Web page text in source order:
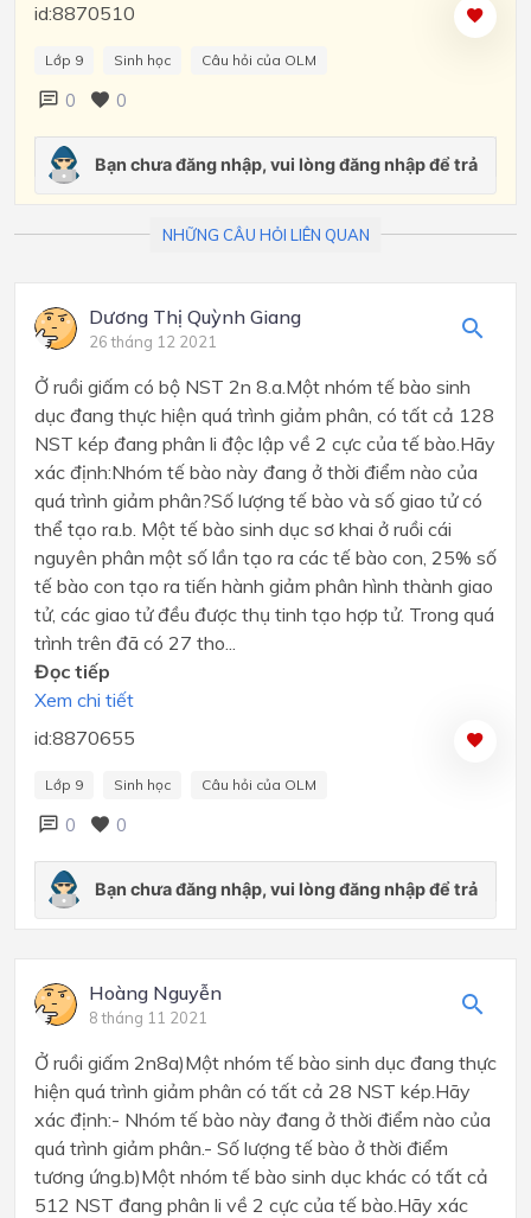
id:8870510
Lớp 9 Sinh học Câu hỏi của OLM
0 0
NHỮNG CÂU HỎI LIÊN QUAN
Dương Thị Quỳnh Giang
26 tháng 12 2021
Ở ruồi giấm có bộ NST 2n 8.a.Một nhóm tế bào sinh
dục đang thực hiện quá trình giảm phân, có tất cả 128
NST kép đang phân li độc lập về 2 cực của tế bào.Hãy
xác định:Nhóm tế bào này đang ở thời điểm nào của
quá trình giảm phân?Số lượng tế bào và số giao tử có
thể tạo ra.b. Một tế bào sinh dục sơ khai ở ruồi cái
nguyên phân một số lần tạo ra các tế bào con, 25% số
tế bào con tạo ra tiến hành giảm phân hình thành giao
tử, các giao tử đều được thụ tinh tạo hợp tử. Trong quá
trình trên đã có 27 tho...
Đọc tiếp
Xem chi tiết
id:8870655
Lớp 9 Sinh học Câu hỏi của OLM
0 0
Hoàng Nguyễn
8 tháng 11 2021
Ở ruồi giấm 2n8a)Một nhóm tế bào sinh dục đang thực
hiện quá trình giảm phân có tất cả 28 NST kép.Hãy
xác định:- Nhóm tế bào này đang ở thời điểm nào của
quá trình giảm phân.- Số lượng tế bào ở thời điểm
tương ứng.b)Một nhóm tế bào sinh dục khác có tất cả
512 NST đang phân li về 2 cực của tế bào.Hãy xác